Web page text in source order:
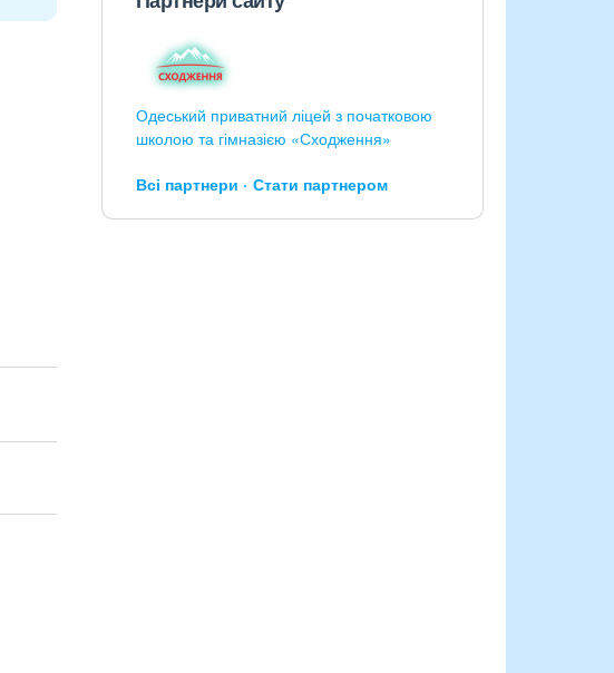
Одеський приватний ліцей з початковою
школою та гімназією «Сходження»
Всі партнери Стати партнером